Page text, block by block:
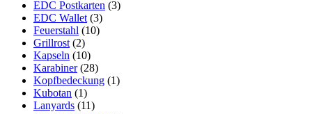
EDC Postkarten (3)
EDC Wallet (3)
Feuerstahl (10)
Grillrost (2)
Kapseln (10)
Karabiner (28)
Kopfbedeckung (1)
Kubotan (1)
Lanyards (11)